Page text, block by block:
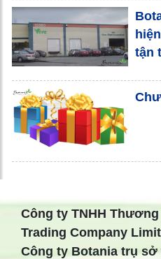
tận
Công ty TNHH
Trading Company
Công ty Botania trụ sở